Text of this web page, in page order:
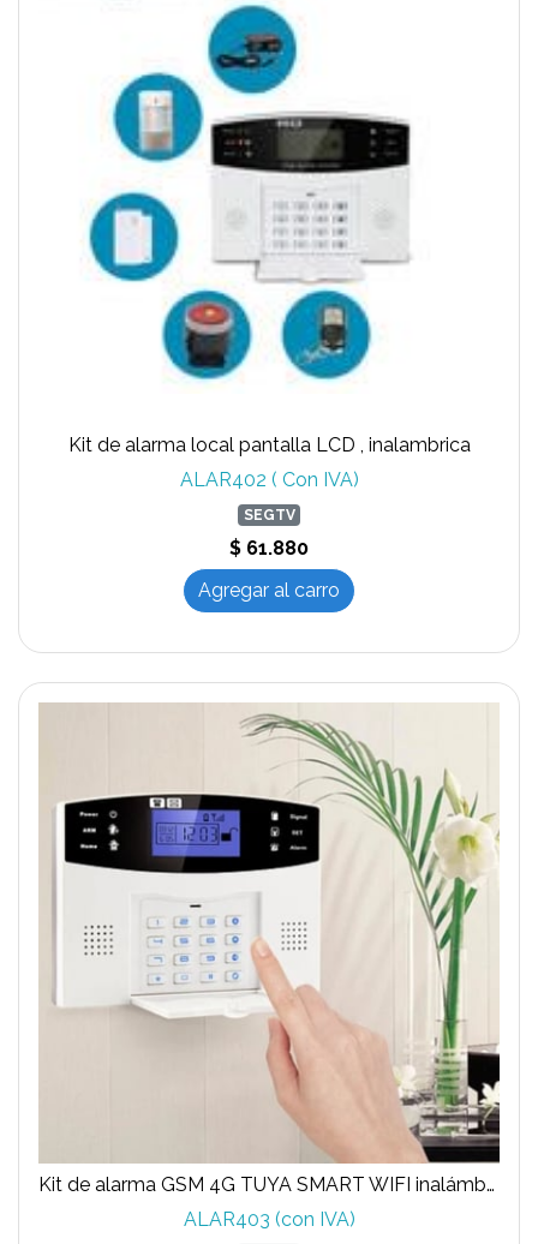
Kit de alarma local pantalla LCD , inalambrica
ALAR402 ( Con IVA)
SEGTV
$ 61.880
Agregar al carro
Kit de alarma GSM 4G TUYA SMART WIFI inalámbrica 433Mhz
ALAR403 (con IVA)